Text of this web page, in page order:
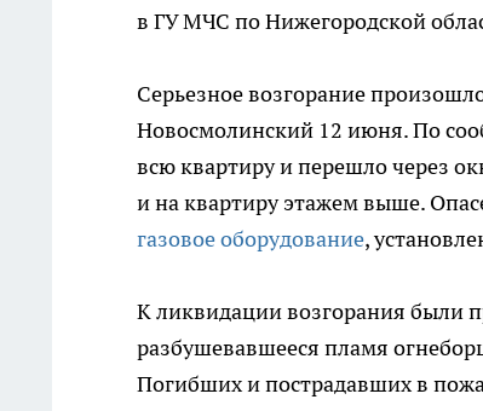
в ГУ МЧС по Нижегородской
Серьезное возгорание
Новосмолинский 12 июня. По
всю квартиру и перешло через
и на квартиру этажем выше.
газовое оборудование,
К ликвидации возгорания были
разбушевавшееся пламя
Погибших и пострадавших в